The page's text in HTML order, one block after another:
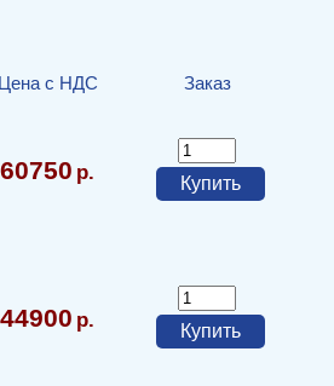
Цена с НДС Заказ
60750
44900